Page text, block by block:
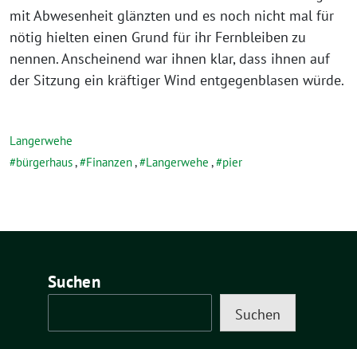
mit Abwesenheit glänzten und es noch nicht mal für
nötig hielten einen Grund für ihr Fernbleiben zu
nennen. Anscheinend war ihnen klar, dass ihnen auf
der Sitzung ein kräftiger Wind entgegenblasen würde.
Langerwehe
bürgerhaus, Finanzen, Langerwehe , pier
Suchen
Suchen